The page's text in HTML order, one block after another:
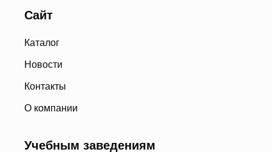
Сайт
Каталог
Новости
Контакты
О компании
Учебным заведениям